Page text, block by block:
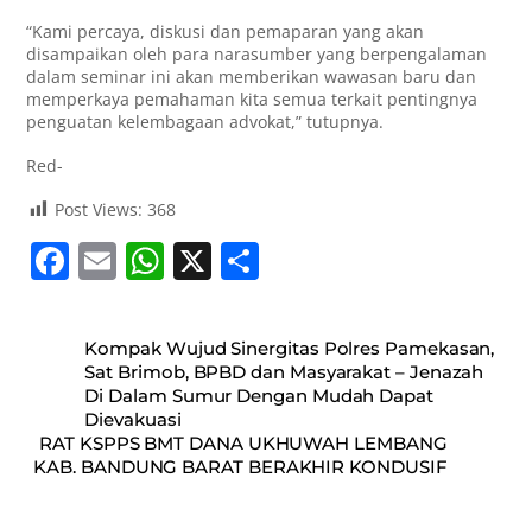
“Kami percaya, diskusi dan pemaparan yang akan
disampaikan oleh para narasumber yang berpengalaman
dalam seminar ini akan memberikan wawasan baru dan
memperkaya pemahaman kita semua terkait pentingnya
penguatan kelembagaan advokat,” tutupnya.
Red-
Post Views: 368
F
c
e
b
o
o
E
ai
l
W
at
s
A
p
p
X
ar
e
Kompak Wujud Sinergitas Polres Pamekasan,
Sat Brimob, BPBD dan Masyarakat – Jenazah
Di Dalam Sumur Dengan Mudah Dapat
Dievakuasi
RAT KSPPS BMT DANA UKHUWAH LEMBANG
KAB. BANDUNG BARAT BERAKHIR KONDUSIF